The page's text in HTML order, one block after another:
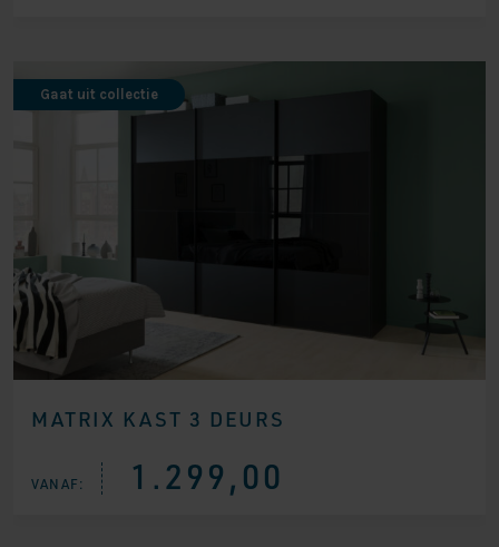
MATRIX KAST 3 DEURS
Gaat uit collectie
VANAF: 1.299,00